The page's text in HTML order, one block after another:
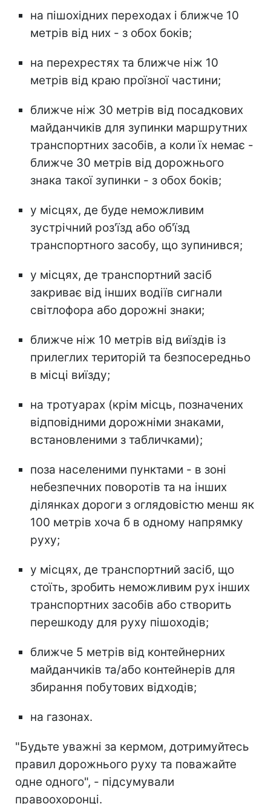
на пішохідних переходах і ближче 10
метрів від них - з обох боків;
на перехрестях та ближче ніж 10
метрів від краю проїзної частини;
ближче ніж 30 метрів від посадкових
майданчиків для зупинки маршрутних
транспортних засобів, а коли їх немає -
ближче 30 метрів від дорожнього
знака такої зупинки - з обох боків;
у місцях, де буде неможливим
зустрічний роз'їзд або об'їзд
транспортного засобу, що зупинився;
у місцях, де транспортний засіб
закриває від інших водіїв сигнали
світлофора або дорожні знаки;
ближче ніж 10 метрів від виїздів із
прилеглих територій та безпосередньо
в місці виїзду;
на тротуарах (крім місць, позначених
відповідними дорожніми знаками,
встановленими з табличками);
поза населеними пунктами - в зоні
небезпечних поворотів та на інших
ділянках дороги з оглядовістю менш як
100 метрів хоча б в одному напрямку
руху;
у місцях, де транспортний засіб, що
стоїть, зробить неможливим рух інших
транспортних засобів або створить
перешкоду для руху пішоходів;
ближче 5 метрів від контейнерних
майданчиків та/або контейнерів для
збирання побутових відходів;
на газонах.
"Будьте уважні за кермом, дотримуйтесь
правил дорожнього руху та поважайте
одне одного", - підсумували
правоохоронці.